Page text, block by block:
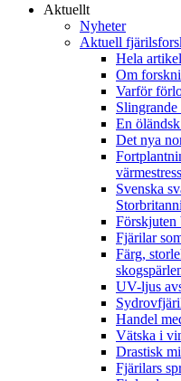
Aktuellt
Nyheter
Aktuell
Hela
Om
Varför
Slingrande
En
Det nya
Svenska
Förskjuten
Fjärilar
Färg,
UV-ljus
Handel
Vätska i
Drastisk
Fjärilars